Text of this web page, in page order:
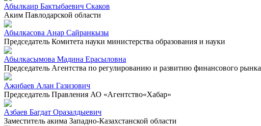
Абылкаир Бактыбаевич Скаков
Аким Павлодарской области
Абылкасова Анар Сайранкызы
Председатель Комитета науки министерства образования и науки
Абылкасымова Мадина Ерасыловна
Председатель Агентства по регулированию и развитию финансового рынка
Ажибаев Алан Газизович
Председатель Правления АО «Агентство«Хабар»
Азбаев Багдат Оразалдыевич
Заместитель акима Западно-Казахстанской области